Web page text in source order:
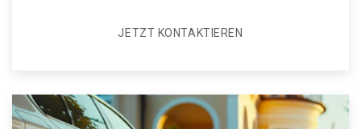
JETZT KONTAKTIEREN